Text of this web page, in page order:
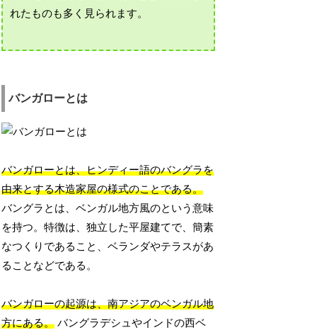
れたものも多く見られます。
バンガローとは
バンガローとは、ヒンディー語のバングラを
由来とする木造家屋の様式のことである。
バングラとは、ベンガル地方風のという意味
を持つ。特徴は、独立した平屋建てで、簡素
なつくりであること、ベランダやテラスがあ
ることなどである。
バンガローの起源は、南アジアのベンガル地
方にある。 バングラデシュやインドの西ベ